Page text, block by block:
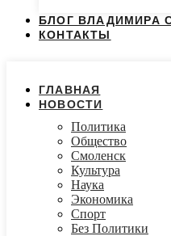
БЛОГ ВЛАДИМИРА
КОНТАКТЫ
ГЛАВНАЯ
НОВОСТИ
Политика
Общество
Смоленск
Культура
Наука
Экономика
Спорт
Без Политики